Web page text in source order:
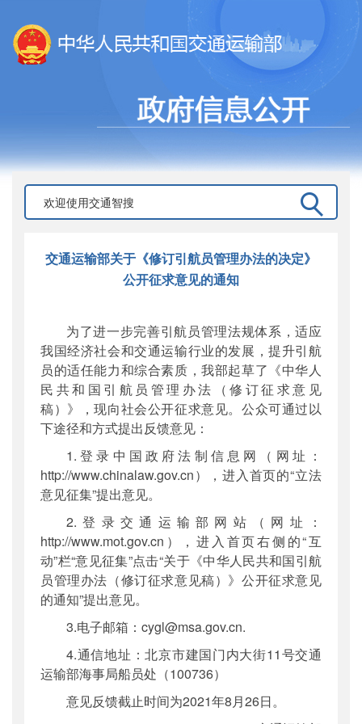
交通运输部关于《修订引航员管理办法的决定》
公开征求意见的通知
为了进一步完善引航员管理法规体系，适应
我国经济社会和交通运输行业的发展，提升引航
员的适任能力和综合素质，我部起草了《中华人
民共和国引航员管理办法（修订征求意见
稿）》，现向社会公开征求意见。公众可通过以
下途径和方式提出反馈意见：
1.登录中国政府法制信息网（网址：
http://www.chinalaw.gov.cn），进入首页的“立法
意见征集”提出意见。
2.登录交通运输部网站（网址：
http://www.mot.gov.cn），进入首页右侧的“互
动”栏“意见征集”点击“关于《中华人民共和国引航
员管理办法（修订征求意见稿）》公开征求意见
的通知”提出意见。
3.电子邮箱：cygl@msa.gov.cn.
4.通信地址：北京市建国门内大街11号交通
运输部海事局船员处（100736）
意见反馈截止时间为2021年8月26日。